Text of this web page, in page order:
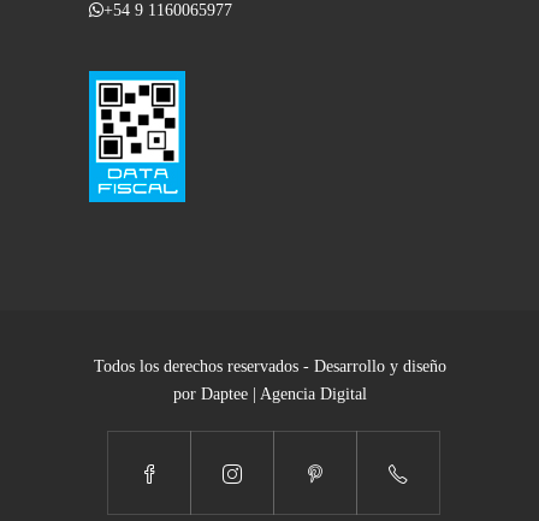
+54 9 1160065977
Todos los derechos reservados - Desarrollo y diseño
por Daptee | Agencia Digital